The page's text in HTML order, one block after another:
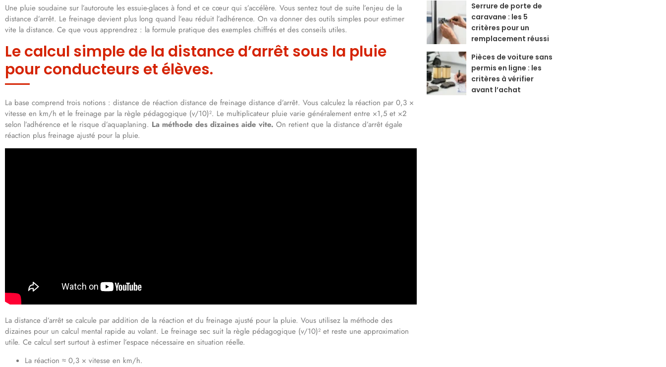
Une pluie soudaine sur l’autoroute les essuie-glaces à fond et ce cœur qui s’accélère. Vous sentez tout de suite l’enjeu de la
distance d’arrêt. Le freinage devient plus long quand l’eau réduit l’adhérence. On va donner des outils simples pour estimer
vite la distance. Ce que vous apprendrez : la formule pratique des exemples chiffrés et des conseils utiles.
Le calcul simple de la distance d’arrêt sous la pluie
pour conducteurs et élèves.
La base comprend trois notions : distance de réaction distance de freinage distance d’arrêt. Vous calculez la réaction par 0,3 ×
vitesse en km/h et le freinage par la règle pédagogique (v/10)². Le multiplicateur pluie varie généralement entre ×1,5 et ×2
selon l’adhérence et le risque d’aquaplaning. La méthode des dizaines aide vite. On retient que la distance d’arrêt égale
réaction plus freinage ajusté pour la pluie.
La distance d’arrêt se calcule par addition de la réaction et du freinage ajusté pour la pluie. Vous utilisez la méthode des
dizaines pour un calcul mental rapide au volant. Le freinage sec suit la règle pédagogique (v/10)² et reste une approximation
utile. Ce calcul sert surtout à estimer l’espace nécessaire en situation réelle.
La réaction ≈ 0,3 × vitesse en km/h.
Serrure de porte de
caravane : les 5
critères pour un
remplacement réussi
Pièces de voiture sans
permis en ligne : les
critères à vérifier
avant l’achat